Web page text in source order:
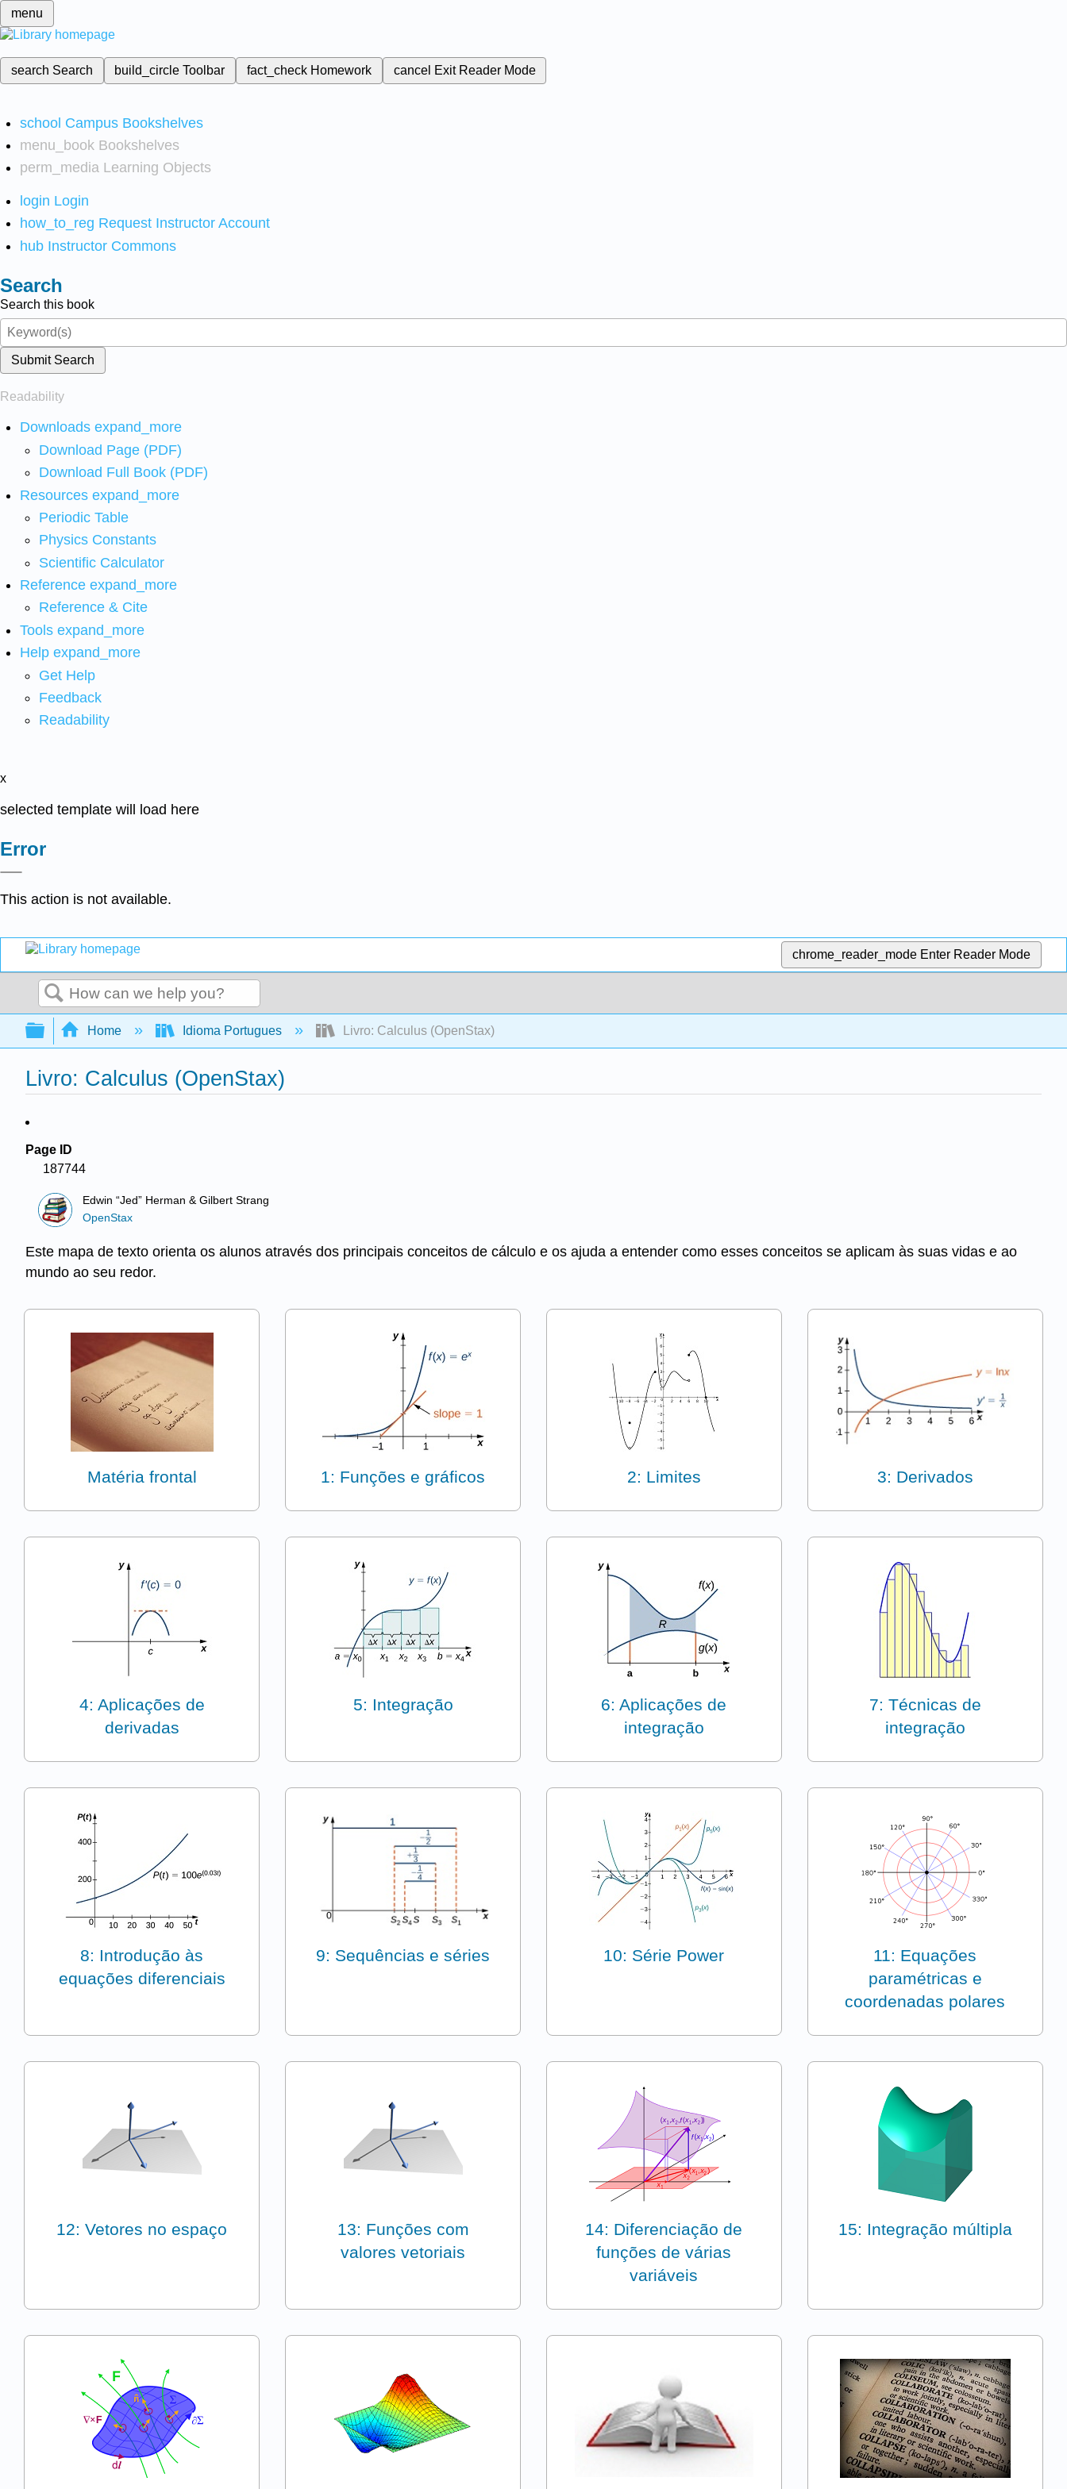
menu
search Search build_circleToolbar fact_check Homework cancel Exit Reader Mode
school Campus Bookshelves
menu_book Bookshelves
perm_media Learning Objects
login Login
how_to_reg Request Instructor Account
hub Instructor Commons
Search
Search this book
Submit Search
Readability
Downloads expand_more
Download Page (PDF)
Download Full Book (PDF)
Resources expand_more
Periodic Table
Physics Constants
Scientific Calculator
Reference expand_more
Reference & Cite
Tools expand_more
Help expand_more
Get Help
Feedback
Readability
x
selected template will load here
Error
This action is not available.
chrome_reader_mode Enter Reader Mode
Search
Expand/collapse global hierarchy
Home Idioma Portugues Livro: Calculus (OpenStax)
Livro: Calculus (OpenStax)
Page ID
187744
Edwin “Jed” Herman & Gilbert Strang
OpenStax
Este mapa de texto orienta os alunos através dos principais conceitos de cálculo e os ajuda a entender como esses conceitos se aplicam às suas vidas e ao
mundo ao seu redor.
Matéria frontal 1: Funções e gráficos 2: Limites 3: Derivados
4: Aplicações de
derivadas
5: Integração
6: Aplicações de
integração
7: Técnicas de
integração
8: Introdução às
equações diferenciais
9: Sequências e séries 10: Série Power
11: Equações
paramétricas e
coordenadas polares
12: Vetores no espaço
13: Funções com
valores vetoriais
14: Diferenciação de
funções de várias
variáveis
15: Integração múltipla